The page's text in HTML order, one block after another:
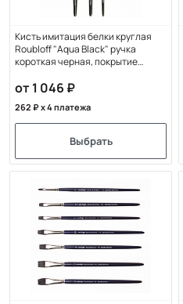
Кисть имитация белки круглая
Roubloff "Aqua Black" ручка
короткая черная, покрытие
от 1 046
262 x 4 платежа
Выбрать